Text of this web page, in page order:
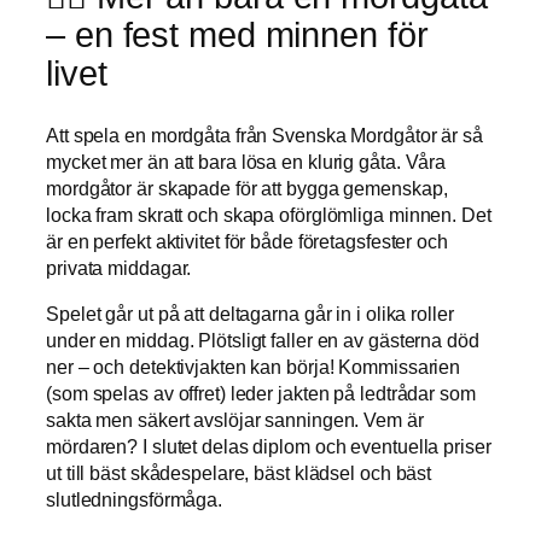
– en fest med minnen för
livet
Att spela en mordgåta från Svenska Mordgåtor är så
mycket mer än att bara lösa en klurig gåta. Våra
mordgåtor är skapade för att bygga gemenskap,
locka fram skratt och skapa oförglömliga minnen. Det
är en perfekt aktivitet för både företagsfester och
privata middagar.
Spelet går ut på att deltagarna går in i olika roller
under en middag. Plötsligt faller en av gästerna död
ner – och detektivjakten kan börja! Kommissarien
(som spelas av offret) leder jakten på ledtrådar som
sakta men säkert avslöjar sanningen. Vem är
mördaren? I slutet delas diplom och eventuella priser
ut till bäst skådespelare, bäst klädsel och bäst
slutledningsförmåga.